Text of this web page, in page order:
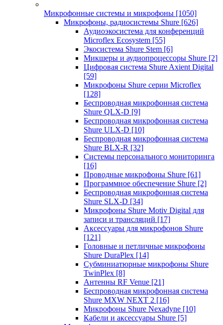
Микрофонные системы и микрофоны [1050]
Микрофоны, радиосистемы Shure [626]
Аудиоэкосистема для конференций
Microflex Ecosystem [55]
Экосистема Shure Stem [6]
Микшеры и аудиопроцессоры Shure [2]
Цифровая система Shure Axient Digital
[59]
Микрофоны Shure серии Microflex
[128]
Беспроводная микрофонная система
Shure QLX-D [9]
Беспроводная микрофонная система
Shure ULX-D [10]
Беспроводная микрофонная система
Shure BLX-R [32]
Системы персонального мониторинга
[16]
Проводные микрофоны Shure [61]
Программное обеспечение Shure [2]
Беспроводная микрофонная система
Shure SLX-D [34]
Микрофоны Shure Motiv Digital для
записи и трансляций [17]
Аксессуары для микрофонов Shure
[121]
Головные и петличные микрофоны
Shure DuraPlex [14]
Субминиатюрные микрофоны Shure
TwinPlex [8]
Антенны RF Venue [21]
Беспроводная микрофонная система
Shure MXW NEXT 2 [16]
Микрофоны Shure Nexadyne [10]
Кабели и аксессуары Shure [5]